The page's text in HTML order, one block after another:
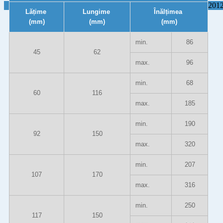
Lățime
(mm)
Lungime
(mm)
Înălțimea
(mm)
45 62
min. 86
max. 96
60 116
min. 68
max. 185
92 150
min. 190
max. 320
107 170
min. 207
max. 316
117 150
min. 250